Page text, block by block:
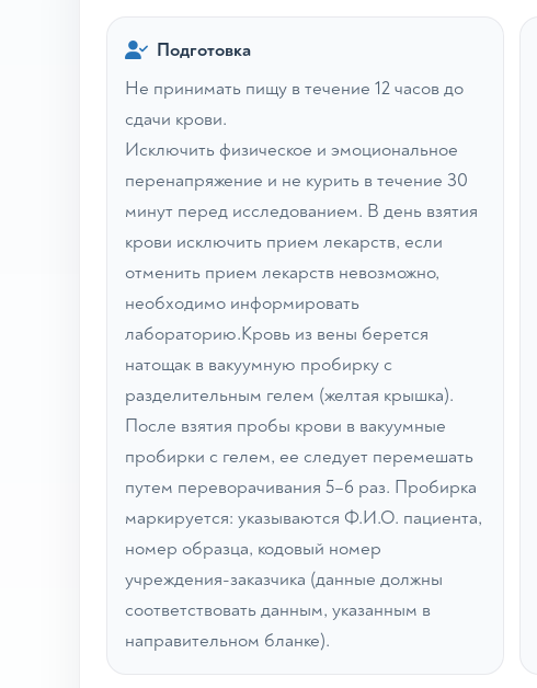
Подготовка
Не принимать пищу в течение 12 часов до
сдачи крови.
Исключить физическое и эмоциональное
перенапряжение и не курить в течение 30
минут перед исследованием. В день взятия
крови исключить прием лекарств, если
отменить прием лекарств невозможно,
необходимо информировать
лабораторию.Кровь из вены берется
натощак в вакуумную пробирку с
разделительным гелем (желтая крышка).
После взятия пробы крови в вакуумные
пробирки с гелем, ее следует перемешать
путем переворачивания 5–6 раз. Пробирка
маркируется: указываются Ф.И.О. пациента,
номер образца, кодовый номер
учреждения-заказчика (данные должны
соответствовать данным, указанным в
направительном бланке).